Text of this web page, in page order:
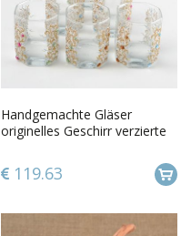
Handgemachte Gläser
originelles Geschirr verzierte
119.63